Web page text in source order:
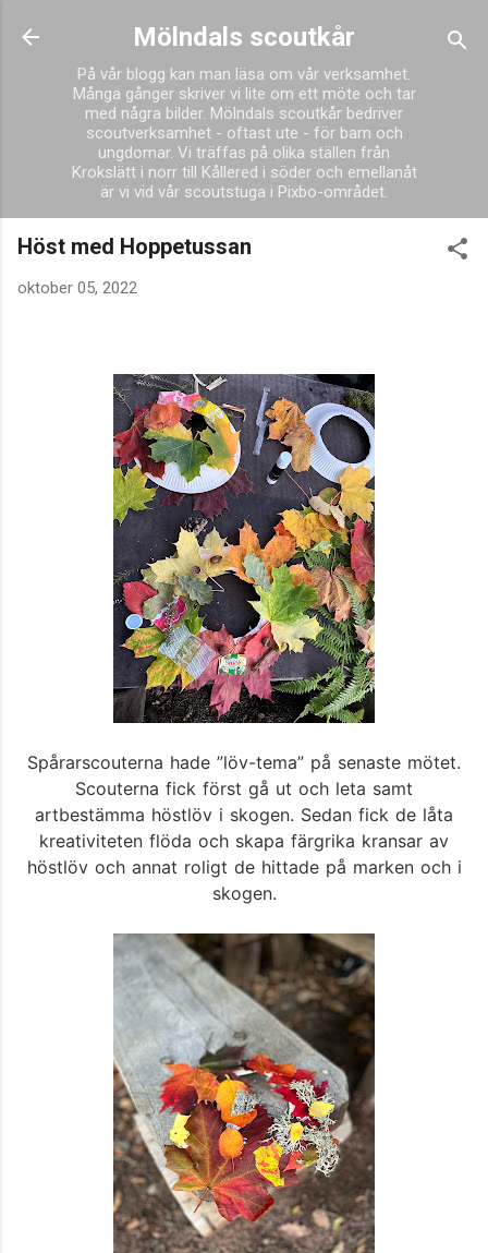
Fortsätt till huvudinnehåll
Mölndals scoutkår
På vår blogg kan man läsa om vår verksamhet.
Många gånger skriver vi lite om ett möte och tar
med några bilder. Mölndals scoutkår bedriver
scoutverksamhet - oftast ute - för barn och
ungdomar. Vi träffas på olika ställen från
Krokslätt i norr till Kållered i söder och emellanåt
är vi vid vår scoutstuga i Pixbo-området.
Höst med Hoppetussan
oktober 05, 2022
Spårarscouterna hade ”löv-tema” på senaste mötet.
Scouterna fick först gå ut och leta samt
artbestämma höstlöv i skogen. Sedan fick de låta
kreativiteten flöda och skapa färgrika kransar av
höstlöv och annat roligt de hittade på marken och i
skogen.